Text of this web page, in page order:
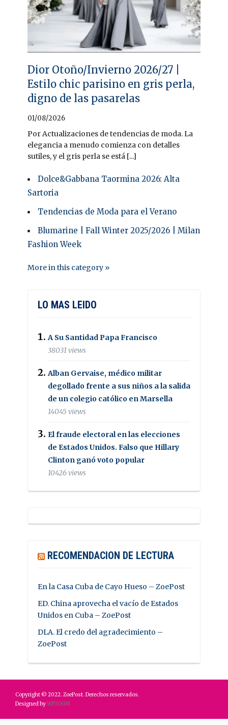
Dior Otoño/Invierno 2026/27 |
Estilo chic parisino en gris perla,
digno de las pasarelas
01/08/2026
Por Actualizaciones de tendencias de moda. La
elegancia a menudo comienza con detalles
sutiles, y el gris perla se está [...]
Dolce&Gabbana Taormina 2026: Alta
Sartoria
Tendencias de Moda para el Verano
Blumarine | Fall Winter 2025/2026 | Milan
Fashion Week
More in this category »
LO MAS LEIDO
A Su Santidad Papa Francisco
38031 views
Alban Gervaise, médico militar
degollado frente a sus niños a la salida
de un colegio católico en Marsella
14045 views
El fraude electoral en las elecciones
de Estados Unidos. Falso que Hillary
Clinton ganó voto popular
10426 views
RECOMENDACION DE LECTURA
En la Casa Cuba de Cayo Hueso – ZoePost
ED. China aprovecha el vacío de Estados
Unidos en Cuba – ZoePost
DLA. El credo del agradecimiento –
ZoePost
Copyright © 2022. ZoePost. Derechos reservados.
Designed byWPZOOM